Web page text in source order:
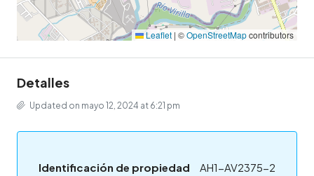
Leaflet | ©OpenStreetMapcontributors
Detalles
Updated on mayo 12, 2024 at 6:21 pm
Identificación de propiedad AH1-AV2375-2